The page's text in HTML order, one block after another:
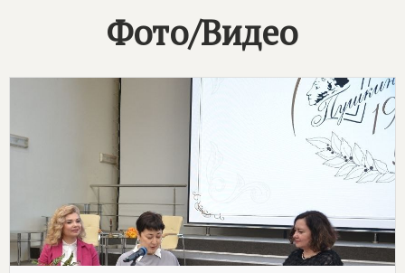
Фото/Видео
Приём обращений
Контакты
Фото/Видео